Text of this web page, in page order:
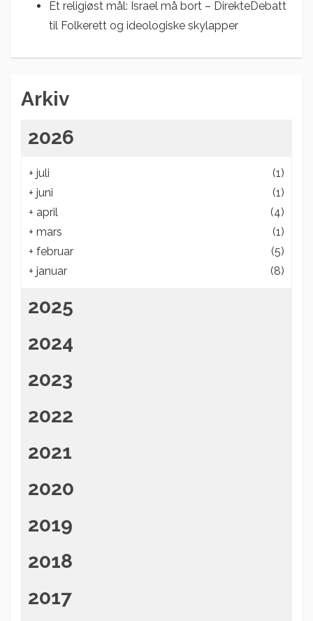
Et religiøst mål: Israel må bort – DirekteDebatt
til Folkerett og ideologiske skylapper
Arkiv
2026
+ juli
(1)
+ juni
(1)
+ april
(4)
+ mars
(1)
+ februar
(5)
+ januar (8)
2025
2024
2023
2022
2021
2020
2019
2018
2017